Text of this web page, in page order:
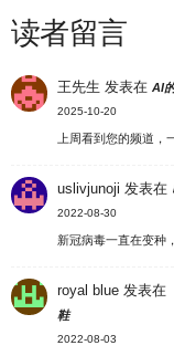
读者留言
王先生 发表在AI
2025-10-20
上周看到您的频道，
uslivjunoji 发表在
2022-08-30
新冠病毒一直在变种
royal blue 发表在
鞋
2022-08-03